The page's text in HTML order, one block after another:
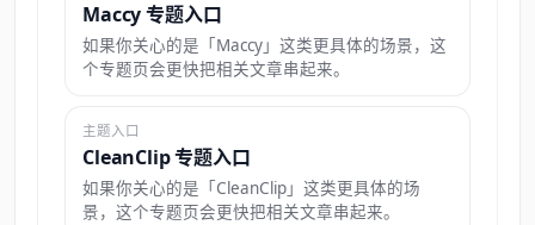
Maccy 专题入口
如果你关心的是「Maccy」这类更具体的场景，这
个专题页会更快把相关文章串起来。
主题入口
CleanClip 专题入口
如果你关心的是「CleanClip」这类更具体的场
景，这个专题页会更快把相关文章串起来。